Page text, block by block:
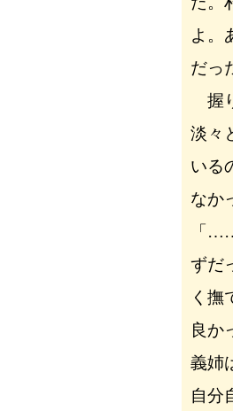
よ。
だっ
握
淡々
いる
なか
「
ずだ
く撫
良か
義姉
自分